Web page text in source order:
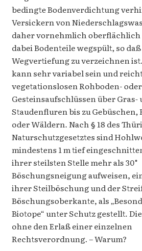
bedingte Bodenverdichtung
Versickern von
daher vornehmlich
dabei Bodenteile wegspült, so
Wegvertiefung zu verzeichnen
kann sehr variabel sein und
vegetationslosen Rohboden- oder
Gesteinsaufschlüssen über Gras-
Staudenfluren bis zu Gebüschen,
oder Wäldern. Nach § 18 des
Naturschutzgesetztes sind
mindestens 1 m tief
ihrer steilsten Stelle mehr als 30°
Böschungsneigung aufweisen,
ihrer Steilböschung und der
Böschungsoberkante, als
Biotope“ unter Schutz gestellt.
ohne den Erlaß einer einzelnen
Rechtsverordnung. – Warum?